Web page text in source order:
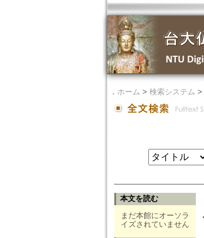
． ホーム > 検索システム >
本文を読む
まだ本館にオーソラ
イズされていません